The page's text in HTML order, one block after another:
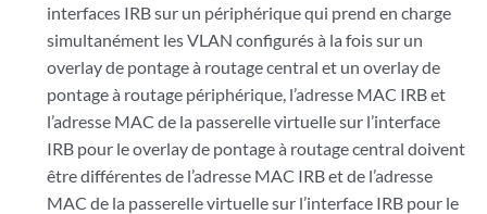
interfaces IRB sur un périphérique qui prend en charge
simultanément les VLAN configurés à la fois sur un
overlay de pontage à routage central et un overlay de
pontage à routage périphérique, l’adresse MAC IRB et
l’adresse MAC de la passerelle virtuelle sur l’interface
IRB pour le overlay de pontage à routage central doivent
être différentes de l’adresse MAC IRB et de l’adresse
MAC de la passerelle virtuelle sur l’interface IRB pour le